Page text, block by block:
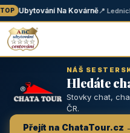
Ubytování Na Kovárně📍
NÁŠ
Hledáte
Stovky chat,
ČR.
Přejít na ChataTour.cz